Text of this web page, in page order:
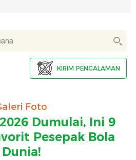
KIRIM PENGALAMAN
Foto
Dumulai, Ini 9
Pesepak Bola
Dunia!